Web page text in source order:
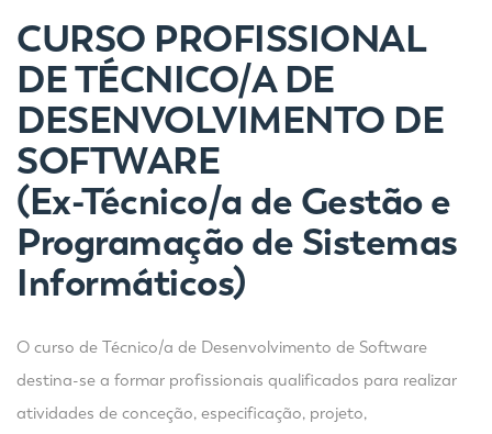
CURSO PROFISSIONAL
DE TÉCNICO/A DE
DESENVOLVIMENTO DE
SOFTWARE
(Ex-Técnico/a de Gestão e
Programação de Sistemas
Informáticos)
O curso de Técnico/a de Desenvolvimento de Software
destina-se a formar profissionais qualificados para realizar
atividades de conceção, especificação, projeto,